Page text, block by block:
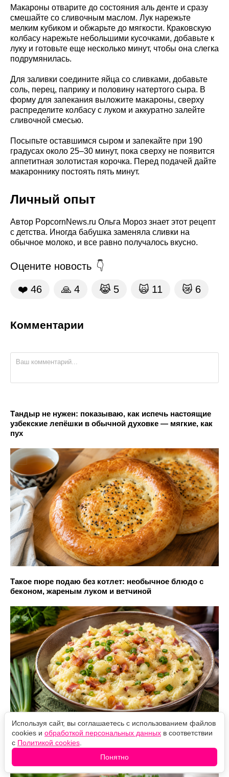
Макароны отварите до состояния аль денте и сразу
смешайте со сливочным маслом. Лук нарежьте
мелким кубиком и обжарьте до мягкости. Краковскую
колбасу нарежьте небольшими кусочками, добавьте к
луку и готовьте еще несколько минут, чтобы она слегка
подрумянилась.
Для заливки соедините яйца со сливками, добавьте
соль, перец, паприку и половину натертого сыра. В
форму для запекания выложите макароны, сверху
распределите колбасу с луком и аккуратно залейте
сливочной смесью.
Посыпьте оставшимся сыром и запекайте при 190
градусах около 25–30 минут, пока сверху не появится
аппетитная золотистая корочка. Перед подачей дайте
макароннику постоять пять минут.
Личный опыт
Автор PopcornNews.ru Ольга Мороз знает этот рецепт
с детства. Иногда бабушка заменяла сливки на
обычное молоко, и все равно получалось вкусно.
Оцените новость
❤️ 46 🙏 4 😹 5 🙀 11 😿 6
Комментарии
Тандыр не нужен: показываю, как испечь настоящие
узбекские лепёшки в обычной духовке — мягкие, как
пух
Такое пюре подаю без котлет: необычное блюдо с
беконом, жареным луком и ветчиной
Баклажаны с морковью по-корейски — летняя
вкуснятина: каждый кусочек пропитывается
Используя сайт, вы соглашаетесь с использованием файлов
cookies и обработкой персональных данных в соответствии
с Политикой cookies
Понятно